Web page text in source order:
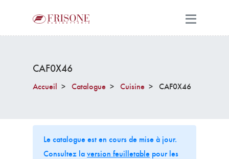
CAF0X46
Accueil Catalogue Cuisine CAF0X46
Le catalogue est en cours de mise à jour.
Consultez laversion feuilletable pour les